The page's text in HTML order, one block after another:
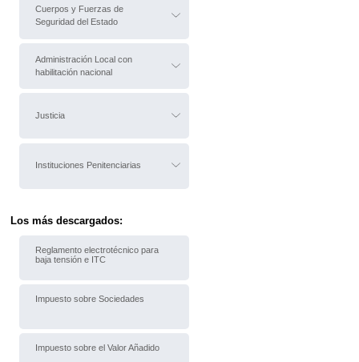
Cuerpos y Fuerzas de
Seguridad del Estado
Administración Local con
habilitación nacional
Justicia
Instituciones Penitenciarias
Los más descargados:
Reglamento electrotécnico para
baja tensión e ITC
Impuesto sobre Sociedades
Impuesto sobre el Valor Añadido